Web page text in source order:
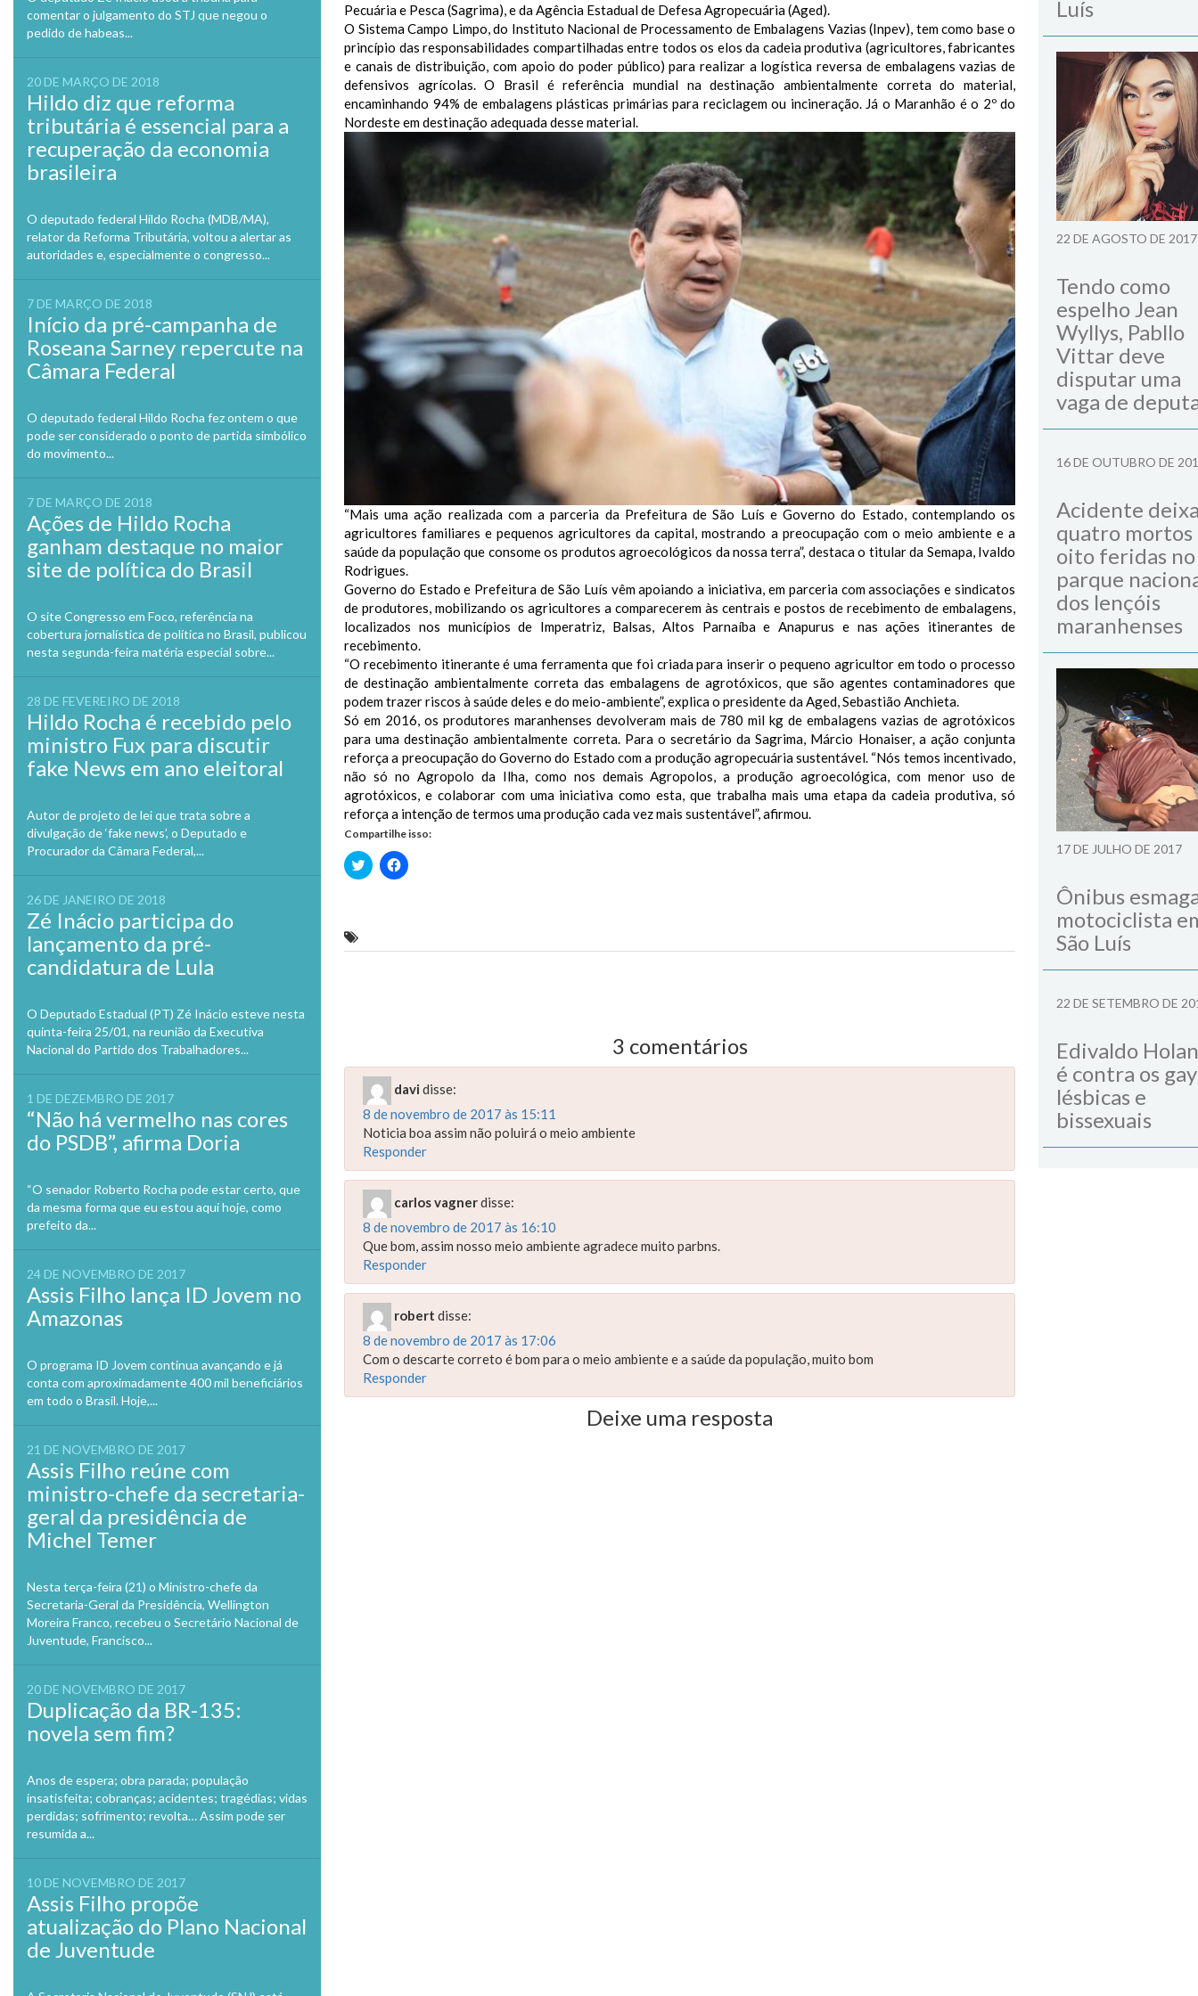
comentar o julgamento do STJ que negou o
pedido de habeas...
20 DE MARÇO DE 2018
Hildo diz que reforma
tributária é essencial para a
recuperação da economia
brasileira
O deputado federal Hildo Rocha (MDB/MA),
relator da Reforma Tributária, voltou a alertar as
autoridades e, especialmente o congresso...
7 DE MARÇO DE 2018
Início da pré-campanha de
Roseana Sarney repercute na
Câmara Federal
O deputado federal Hildo Rocha fez ontem o que
pode ser considerado o ponto de partida simbólico
do movimento...
7 DE MARÇO DE 2018
Ações de Hildo Rocha
ganham destaque no maior
site de política do Brasil
O site Congresso em Foco, referência na
cobertura jornalística de política no Brasil, publicou
nesta segunda-feira matéria especial sobre...
28 DE FEVEREIRO DE 2018
Hildo Rocha é recebido pelo
ministro Fux para discutir
fake News em ano eleitoral
Autor de projeto de lei que trata sobre a
divulgação de ‘fake news’, o Deputado e
Procurador da Câmara Federal,...
26 DE JANEIRO DE 2018
Zé Inácio participa do
lançamento da pré-
candidatura de Lula
O Deputado Estadual (PT) Zé Inácio esteve nesta
quinta-feira 25/01, na reunião da Executiva
Nacional do Partido dos Trabalhadores...
1 DE DEZEMBRO DE 2017
“Não há vermelho nas cores
do PSDB”, afirma Doria
“O senador Roberto Rocha pode estar certo, que
da mesma forma que eu estou aqui hoje, como
prefeito da...
24 DE NOVEMBRO DE 2017
Assis Filho lança ID Jovem no
Amazonas
O programa ID Jovem continua avançando e já
conta com aproximadamente 400 mil beneficiários
em todo o Brasil. Hoje,...
21 DE NOVEMBRO DE 2017
Assis Filho reúne com
ministro-chefe da secretaria-
geral da presidência de
Michel Temer
Nesta terça-feira (21) o Ministro-chefe da
Secretaria-Geral da Presidência, Wellington
Moreira Franco, recebeu o Secretário Nacional de
Juventude, Francisco...
20 DE NOVEMBRO DE 2017
Duplicação da BR-135:
novela sem fim?
Anos de espera; obra parada; população
insatisfeita; cobranças; acidentes; tragédias; vidas
perdidas; sofrimento; revolta… Assim pode ser
resumida a...
10 DE NOVEMBRO DE 2017
Assis Filho propõe
atualização do Plano Nacional
de Juventude
Pecuária e Pesca (Sagrima), e da Agência Estadual de Defesa Agropecuária (Aged).
O Sistema Campo Limpo, do Instituto Nacional de Processamento de Embalagens Vazias (Inpev), tem como base o
princípio das responsabilidades compartilhadas entre todos os elos da cadeia produtiva (agricultores, fabricantes
e canais de distribuição, com apoio do poder público) para realizar a logística reversa de embalagens vazias de
defensivos agrícolas. O Brasil é referência mundial na destinação ambientalmente correta do material,
encaminhando 94% de embalagens plásticas primárias para reciclagem ou incineração. Já o Maranhão é o 2º do
Nordeste em destinação adequada desse material.
“Mais uma ação realizada com a parceria da Prefeitura de São Luís e Governo do Estado, contemplando os
agricultores familiares e pequenos agricultores da capital, mostrando a preocupação com o meio ambiente e a
saúde da população que consome os produtos agroecológicos da nossa terra”, destaca o titular da Semapa, Ivaldo
Rodrigues.
Governo do Estado e Prefeitura de São Luís vêm apoiando a iniciativa, em parceria com associações e sindicatos
de produtores, mobilizando os agricultores a comparecerem às centrais e postos de recebimento de embalagens,
localizados nos municípios de Imperatriz, Balsas, Altos Parnaíba e Anapurus e nas ações itinerantes de
recebimento.
“O recebimento itinerante é uma ferramenta que foi criada para inserir o pequeno agricultor em todo o processo
de destinação ambientalmente correta das embalagens de agrotóxicos, que são agentes contaminadores que
podem trazer riscos à saúde deles e do meio-ambiente”, explica o presidente da Aged, Sebastião Anchieta.
Só em 2016, os produtores maranhenses devolveram mais de 780 mil kg de embalagens vazias de agrotóxicos
para uma destinação ambientalmente correta. Para o secretário da Sagrima, Márcio Honaiser, a ação conjunta
reforça a preocupação do Governo do Estado com a produção agropecuária sustentável. “Nós temos incentivado,
não só no Agropolo da Ilha, como nos demais Agropolos, a produção agroecológica, com menor uso de
agrotóxicos, e colaborar com uma iniciativa como esta, que trabalha mais uma etapa da cadeia produtiva, só
reforça a intenção de termos uma produção cada vez mais sustentável”, afirmou.
Compartilhe isso:
Clique
para
Clique
para
3 comentários
davi disse:
8 de novembro de 2017 às 15:11
Noticia boa assim não poluirá o meio ambiente
Responder
carlos vagnerdisse:
8 de novembro de 2017 às 16:10
Que bom, assim nosso meio ambiente agradece muito parbns.
Responder
robert disse:
8 de novembro de 2017 às 17:06
Com o descarte correto é bom para o meio ambiente e a saúde da população, muito bom
Responder
Deixe uma resposta
Luís
22 DE AGOSTO DE 2017
Tendo como
espelho Jean
Wyllys, Pabllo
Vittar deve
disputar uma
vaga de
16 DE OUTUBRO DE
Acidente
quatro mortos
oito feridas no
parque
dos lençóis
maranhenses
17 DE JULHO DE 2017
Ônibus
motociclista
São Luís
22 DE SETEMBRO DE
Edivaldo
é contra os
lésbicas e
bissexuais